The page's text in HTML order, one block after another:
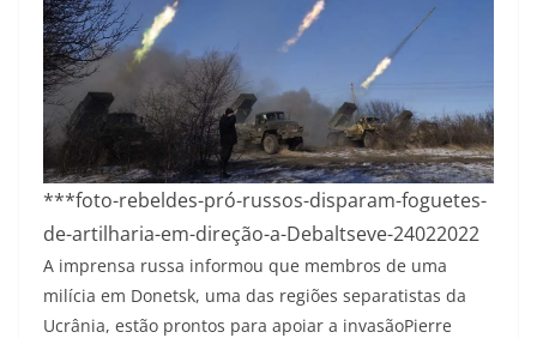
***foto-rebeldes-pró-russos-disparam-foguetes-
de-artilharia-em-direção-a-Debaltseve-24022022
A imprensa russa informou que membros de uma
milícia em Donetsk, uma das regiões separatistas da
Ucrânia, estão prontos para apoiar a invasãoPierre